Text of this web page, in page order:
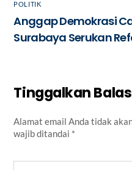
POLITIK
Anggap Demokrasi
Surabaya Serukan
Tinggalkan
Alamat email Anda tidak
wajib ditandai *